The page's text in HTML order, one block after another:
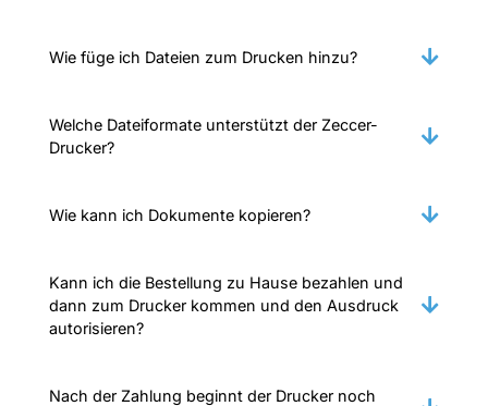
Wie füge ich Dateien zum Drucken hinzu?
Welche Dateiformate unterstützt der Zeccer-
Drucker?
Wie kann ich Dokumente kopieren?
Kann ich die Bestellung zu Hause bezahlen und
dann zum Drucker kommen und den Ausdruck
autorisieren?
Nach der Zahlung beginnt der Drucker noch